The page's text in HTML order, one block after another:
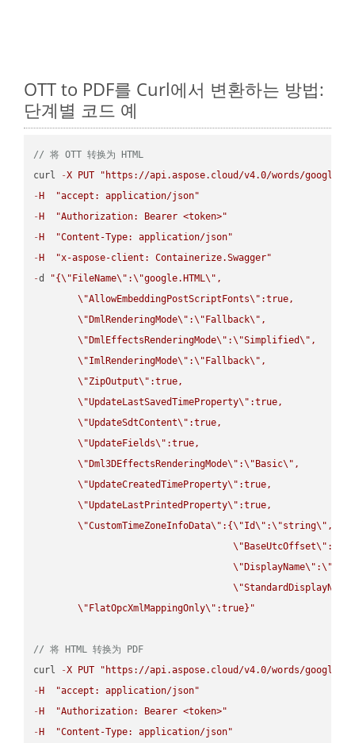
OTT to PDF를 Curl에서 변환하는 방법:
단계별 코드 예
// 将 OTT 转换为 HTML
curl
-X PUT
"https://api.aspose.cloud/v4.0/words/
- H
"accept: application/json"
- H
"Authorization: Bearer <token>"
- H
"Content-Type: application/json"
- H
"x-aspose-client: Containerize.Swagger"
-d "{\" FileName\" :\"google.HTML\" ,
\"AllowEmbeddingPostScriptFonts\" :true,
\" DmlRenderingMode\" :\" Fallback\" ,
\" DmlEffectsRenderingMode\" :\"Simplified\" ,
\"ImlRenderingMode\" :\" Fallback\" ,
\"ZipOutput\" :true,
\"UpdateLastSavedTimeProperty\" :true,
\"UpdateSdtContent\" :true,
\"UpdateFields\" :true,
\" Dml3DEffectsRenderingMode\" :\" Basic\" ,
\"UpdateCreatedTimeProperty\" :true,
\"UpdateLastPrintedProperty\" :true,
\"CustomTimeZoneInfoData\" :{\"Id\" :\"string\" ,
\" BaseUtcOffset\" :
\" DisplayName\" :\"
\"StandardDisplayName
\" FlatOpcXmlMappingOnly\" :true}"
// 将 HTML 转换为 PDF
curl
-X PUT
"https://api.aspose.cloud/v4.0/words/
- H
"accept: application/json"
- H
"Authorization: Bearer <token>"
- H
"Content-Type: application/json"